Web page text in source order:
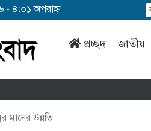
- ৪:০১ অপরাহ্ন
প্রচ্ছদ জাতীয়
মানের উন্নতি